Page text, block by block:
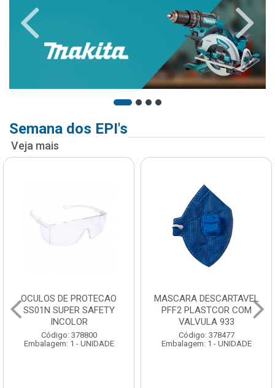
Semana dos EPI's
Veja mais
OCULOS DE PROTECAO
SS01N SUPER SAFETY
INCOLOR
Código: 378800
Embalagem: 1 - UNIDADE
MASCARA DESCARTAVEL
PFF2 PLASTCOR COM
VALVULA 933
Código: 378477
Embalagem: 1 - UNIDADE